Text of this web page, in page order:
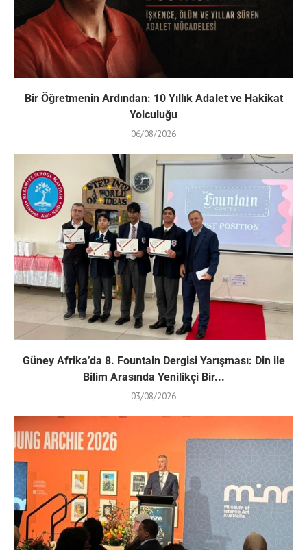
Bir Öğretmenin Ardından: 10 Yıllık Adalet ve Hakikat
Yolculuğu
06/08/2026
Güney Afrika’da 8. Fountain Dergisi Yarışması: Din ile
Bilim Arasında Yenilikçi Bir...
03/08/2026